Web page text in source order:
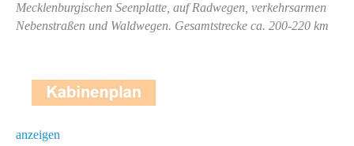
Mecklenburgischen Seenplatte, auf Radwegen, verkehrsarmen
Nebenstraßen und Waldwegen. Gesamtstrecke ca. 200-220 km
anzeigen